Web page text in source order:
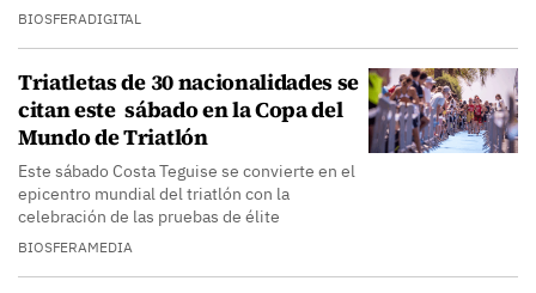
BIOSFERADIGITAL
Triatletas de 30 nacionalidades se
citan este sábado en la Copa del
Mundo de Triatlón
Este sábado Costa Teguise se convierte en el
epicentro mundial del triatlón con la
celebración de las pruebas de élite
BIOSFERAMEDIA